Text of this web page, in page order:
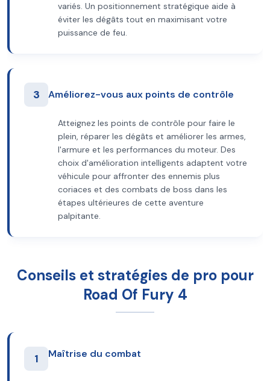
variés. Un positionnement stratégique aide à
éviter les dégâts tout en maximisant votre
puissance de feu.
3 Améliorez-vous aux points de contrôle
Atteignez les points de contrôle pour faire le
plein, réparer les dégâts et améliorer les armes,
l'armure et les performances du moteur. Des
choix d'amélioration intelligents adaptent votre
véhicule pour affronter des ennemis plus
coriaces et des combats de boss dans les
étapes ultérieures de cette aventure
palpitante.
Conseils et stratégies de pro pour
Road Of Fury 4
1 Maîtrise du combat